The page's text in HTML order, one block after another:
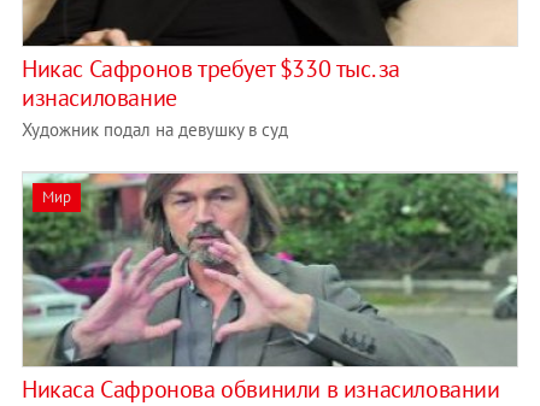
Никас Сафронов требует $330 тыс. за
изнасилование
Художник подал на девушку в суд
Мир
Никаса Сафронова обвинили в изнасиловании